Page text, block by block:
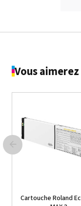
Vous
Cartouche Roland